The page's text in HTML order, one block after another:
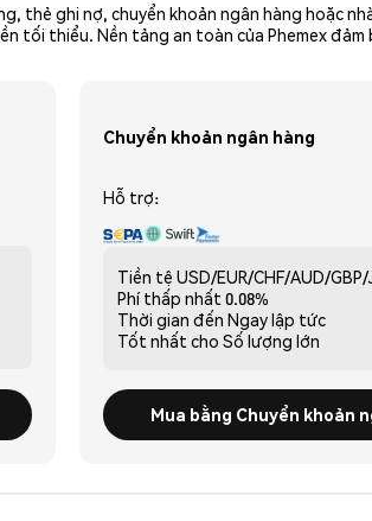
thẻ ghi nợ, chuyển khoản ngân hàng hoặc
tối thiểu. Nền tảng an toàn của Phemex đảm
Chuyển khoản ngân hàng
Hỗ trợ:
Tiền tệ USD/EUR/CHF/AUD/GBP/
Phí thấp nhất 0.08%
Thời gian đến Ngay lập tức
Tốt nhất cho Số lượng lớn
Mua bằng Chuyển khoản